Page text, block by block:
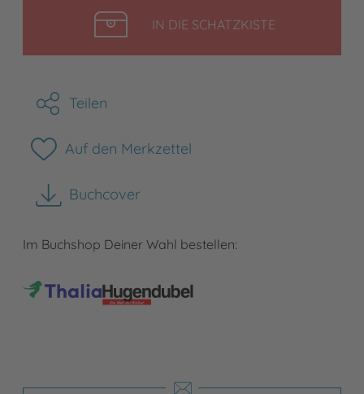
IN DIE SCHATZKISTELEGEN
Teilen
Auf den Merkzettel
Buchcover
herunterladen
Im Buchshop Deiner Wahl bestellen: